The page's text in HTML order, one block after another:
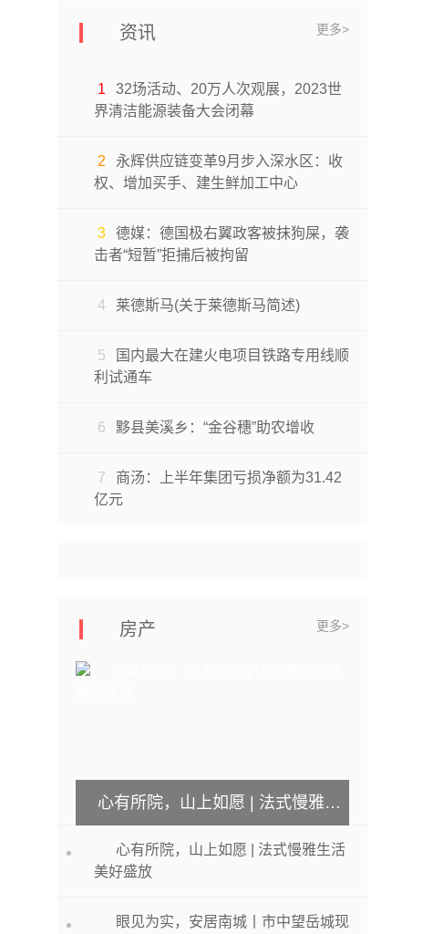
资讯 更多>
1
32场活动、20万人次观展，2023世
界清洁能源装备大会闭幕
2
永辉供应链变革9月步入深水区：收
权、增加买手、建生鲜加工中心
3
德媒：德国极右翼政客被抹狗屎，袭
击者“短暂”拒捕后被拘留
4 莱德斯马(关于莱德斯马简述)
5
国内最大在建火电项目铁路专用线顺
利试通车
6 黟县美溪乡：“金谷穗”助农增收
7
商汤：上半年集团亏损净额为31.42
亿元
房产 更多>
心有所院，山上如愿 | 法式慢雅生活美好盛放
心有所院，山上如愿 | 法式慢雅生活
美好盛放
眼见为实，安居南城丨市中望岳城现